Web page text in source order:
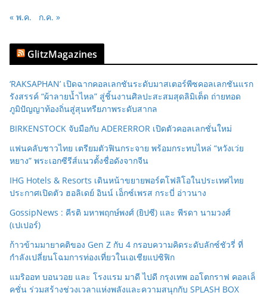
« พ.ค. ก.ค. »
GlitzMagazines
‘RAKSAPHAN’ เปิดฉากคอลเลกชันระดับมาสเตอร์พีซคอลเลกชันแรก
รังสรรค์ “ผ้าลายน้ำไหล” สู่ชิ้นงานศิลปะสะสมสุดลิมิเต็ด ถ่ายทอด
ภูมิปัญญาท้องถิ่นสู่สุนทรียภาพระดับสากล
BIRKENSTOCK จับมือกับ ADERERROR เปิดตัวคอลเลกชั่นใหม่
แฟนคลับชาวไทย เตรียมตัวฟินกระจาย พร้อมกระทบไหล่ “หวังเว่ย
หยาง” พระเอกซีรีส์แนวตั้งชื่อดังจากจีน
IHG Hotels & Resorts เดินหน้าขยายพอร์ตโฟลิโอในประเทศไทย
ประกาศเปิดตัว ฮอลิเดย์ อินน์ เอ็กซ์เพรส กระบี่ อ่าวนาง
GossipNews : คีรติ มหาพฤกษ์พงศ์ (ยิปซี) และ พีรดา นามวงศ์
(เปเปอร์)
ก้าวข้ามมายาคติของ Gen Z กับ 4 กรอบความคิดระดับลักซ์ชัวรี่ ที่
กำลังเปลี่ยนโฉมการท่องเที่ยวในเอเชียแปซิฟิก
แมริออท บอนวอย และ โรงแรม มาดี ไปดี กรุงเทพ ออโตกราฟ คอลเล็
คชั่น ร่วมสร้างช่วงเวลาแห่งพลังและความสนุกกับ SPLASH BOX